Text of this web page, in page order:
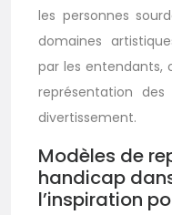
les personnes
domaines
par les entendants,
représentation des
divertissement.
Modèles de
handicap
l’inspiration